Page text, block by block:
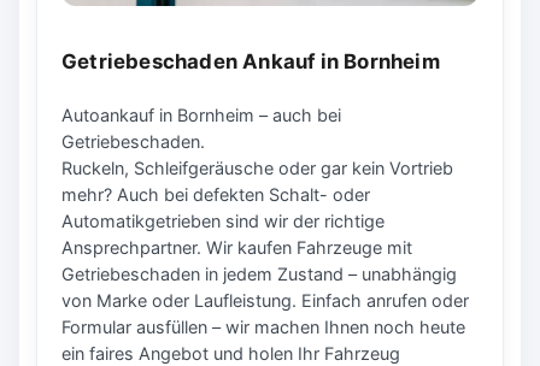
Getriebeschaden Ankauf in Bornheim
Autoankauf in Bornheim – auch bei
Getriebeschaden.
Ruckeln, Schleifgeräusche oder gar kein Vortrieb
mehr? Auch bei defekten Schalt- oder
Automatikgetrieben sind wir der richtige
Ansprechpartner. Wir kaufen Fahrzeuge mit
Getriebeschaden in jedem Zustand – unabhängig
von Marke oder Laufleistung. Einfach anrufen oder
Formular ausfüllen – wir machen Ihnen noch heute
ein faires Angebot und holen Ihr Fahrzeug